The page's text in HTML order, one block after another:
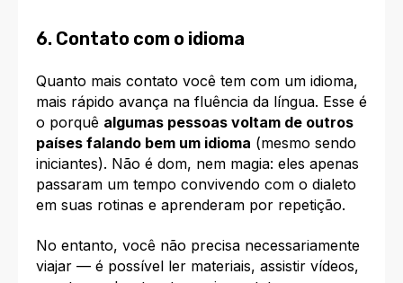
6. Contato com o idioma
Quanto mais contato você tem com um idioma,
mais rápido avança na fluência da língua. Esse é
o porquê algumas pessoas voltam de outros
países falando bem um idioma (mesmo sendo
iniciantes). Não é dom, nem magia: eles apenas
passaram um tempo convivendo com o dialeto
em suas rotinas e aprenderam por repetição.
No entanto, você não precisa necessariamente
viajar — é possível ler materiais, assistir vídeos,